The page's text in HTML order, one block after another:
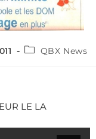
QBX News
LE LA